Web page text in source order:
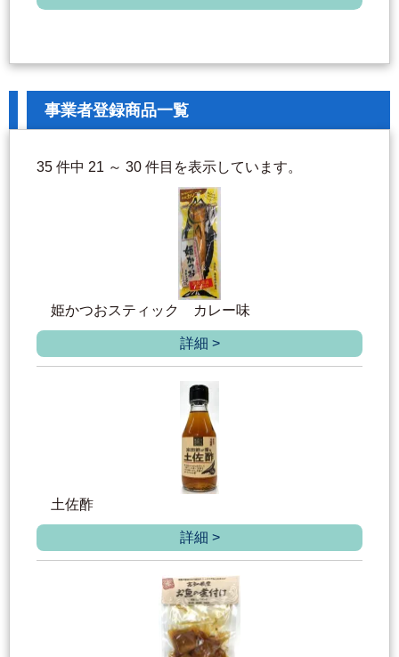
事業者登録商品一覧
35 件中 21 ～ 30 件目を表示しています。
姫かつおスティック カレー味
詳細 >
土佐酢
詳細 >